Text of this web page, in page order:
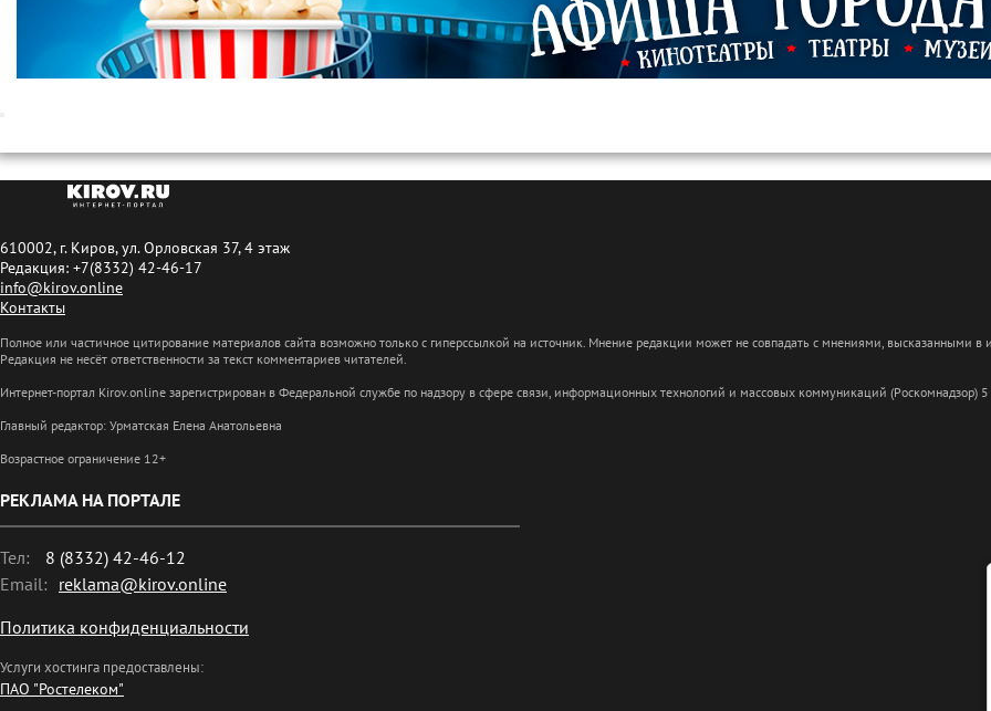
610002, г. Киров, ул. Орловская 37, 4 этаж
Редакция: +7(8332) 42-46-17
info@kirov.online
Контакты
Полное или частичное цитирование материалов сайта возможно только с гиперссылкой на источник. Мнение редакции может не совпадать с мнениями, высказанными
Редакция не несёт ответственности за текст комментариев читателей.
Интернет-портал Kirov.online зарегистрирован в Федеральной службе по надзору в сфере связи, информационных технологий и массовых коммуникаций
Главный редактор: Урматская Елена Анатольевна
Возрастное ограничение 12+
РЕКЛАМА НА ПОРТАЛЕ
Тел:
8 (8332) 42-46-12
Email: reklama@kirov.online
Политика конфиденциальности
Услуги хостинга предоставлены:
ПАО "Ростелеком"